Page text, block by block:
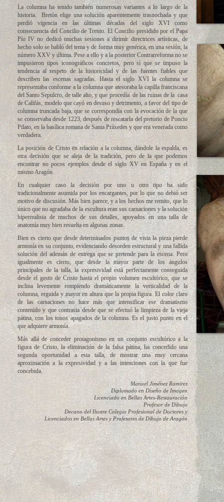
La columna ha tenido también numerosas variantes a lo largo de la
historia. Bretón elige una solución aparentemente trasnochada y que
perdió vigencia en las últimas décadas del siglo XVI como
consecuencia del Concilio de Trento. El Concilio presidido por el Papa
Pío IV no dedicó muchas sesiones a dirimir directrices artísticas, de
hecho solo se habló del tema y de forma muy genérica, en una sesión, la
número XXV y última. Pese a ello y a la posterior Contrarreforma no se
impusieron tipos iconográficos concretos, pero sí que se impuso la
tendencia al respeto de la historicidad y de las fuentes fiables que
describen las escenas sagradas. Hasta el siglo XVI la columna se
representaba conforme a la columna que atesoraba la capilla franciscana
del Santo Sepulcro, de talle alto, y que procedía de las ruinas de la casa
de Califás, modelo que cayó en desuso y detrimento, a favor del tipo de
columna truncada baja, que se correspondía con la evocación de la que
se conservaba desde 1223, después de rescatarla del pretorio de Poncio
Pilato, en la basílica romana de Santa Práxedes y que era venerada como
verdadera.
La posición de Cristo en relación a la columna, dándole la espalda, es
otra decisión que se aleja de la tradición, pero de la que podemos
encontrar no pocos ejemplos desde el siglo XV en España y en el
mismo Aragón.
En cualquier caso la decisión por uno u otro tipo ha sido
tradicionalmente asumida por los encargantes, por lo que no debió ser
motivo de discusión. Más bien parece, y a los hechos me remito, que lo
único que no agradaba de la escultura eran sus carnaciones y la solución
hiperrealista de muchos de sus detalles, apoyados en una talla de
anatomía muy bien resuelta en algunas zonas.
Bien es cierto que desde determinados puntos de vista la pieza pierde
armonía en su conjunto, evidenciando desorden estructural y una fallida
solución del ademán de entrega que se pretende para la escena. Pero
igualmente es cierto, que desde la mayor parte de los ángulos
principales de la talla, la expresividad está perfectamente conseguida
desde el gesto de Cristo hasta el propio volumen escultórico, que se
inclina levemente rompiendo dramáticamente la verticalidad de la
columna, erguida y mayor en altura que la propia figura. El color claro
de las carnaciones no hace más que intensificar ese dramatismo
contenido y que contrasta desde que se efectuó la limpieza de la vieja
pátina, con los tonos apagados de la columna. Es el justo punto en el
que adquiere armonía.
Más allá de conceder protagonismo en un conjunto escultórico a la
figura de Cristo, la eliminación de la falsa pátina, ha concedido una
segunda oportunidad a esta talla, de mostrar una muy cercana
aproximación a la expresividad y a las intenciones con la que fue
concebida.
Manuel Jiménez Ramírez
Diplomado en Diseño de Imagen
Licenciado en Bellas Artes-Restauración
Profesor de Dibujo
Decano del Ilustre Colegio Profesional de Doctores y
Licenciados en Bellas Artes y Profesores de Dibujo de Aragón